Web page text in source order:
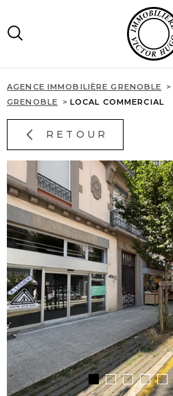
menu
contenu
AGENCE IMMOBILIÈRE GRENOBLE
GRENOBLE
LOCAL COMMERCIAL
RETOUR